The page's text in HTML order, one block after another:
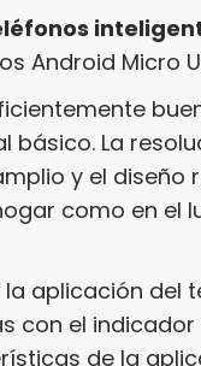
Android Micro
La
y el diseño
como en el
aplicación del
con el
de la